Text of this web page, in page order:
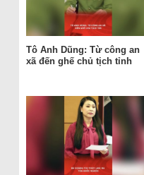
Tô Anh Dũng: Từ công an
xã đến ghế chủ tịch tỉnh